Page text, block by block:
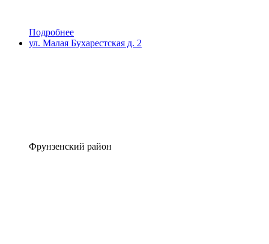
Подробнее
ул. Малая Бухарестская д. 2
Фрунзенский район